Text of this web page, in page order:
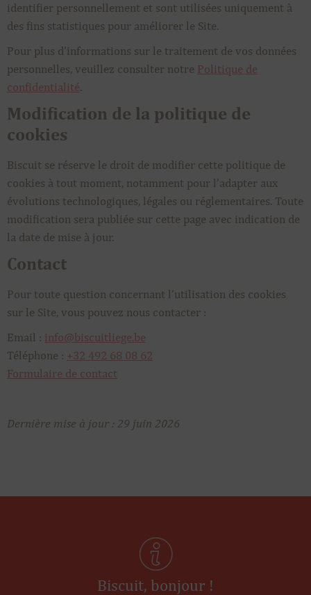
identifier personnellement et sont utilisées uniquement à
des fins statistiques pour améliorer le Site.
Pour plus d’informations sur le traitement de vos données
personnelles, veuillez consulter notre Politique de
confidentialité.
Modification de la politique de
cookies
Biscuit se réserve le droit de modifier cette politique de
cookies à tout moment, notamment pour l’adapter aux
évolutions technologiques, légales ou réglementaires. Toute
modification sera publiée sur cette page avec indication de
la date de mise à jour.
Contact
Pour toute question concernant l’utilisation des cookies
sur le Site, vous pouvez nous contacter :
Email : info@biscuitliege.be
Téléphone : +32 492 68 08 62
Formulaire de contact
Dernière mise à jour : 29 juin 2026
Biscuit, bonjour !